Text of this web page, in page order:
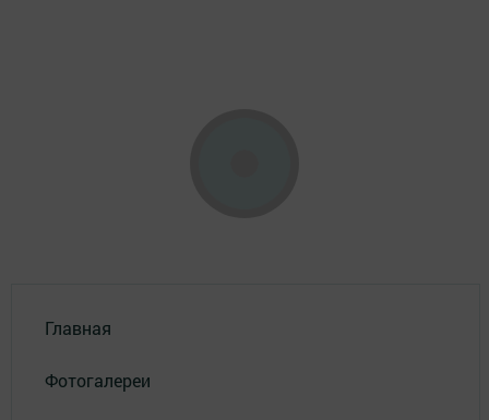
Главная
Фотогалереи